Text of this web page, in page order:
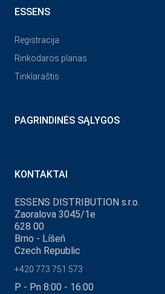
ESSENS
Registracija
Rinkodaros planas
Tinklaraštis
PAGRINDINĖS SĄLYGOS
KONTAKTAI
ESSENS DISTRIBUTION s.r.o.
Zaoralova 3045/1e
628 00
Brno - Líšeň
Czech Republic
+420 773 751 573
P - Pn 8:00 - 16:00